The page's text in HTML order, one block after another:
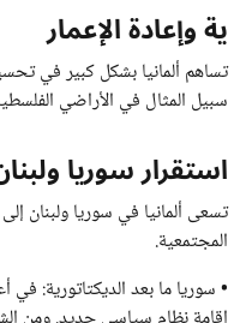
ية وإعادة الإعمار
تساهم ألمانيا بشكل كبير في
سبيل المثال في الأراضي
استقرار سوريا
تسعى ألمانيا في سوريا ولبنان
المجتمعية.
• سوريا ما بعد الديكتاتورية: في